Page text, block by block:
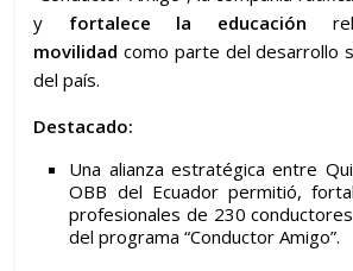
y fortalece la educación
movilidadcomo parte del desarrollo
del país.
Destacado:
Una alianza estratégica entre
OBB del Ecuador permitió,
profesionales de 230
del programa “Conductor Amigo”.